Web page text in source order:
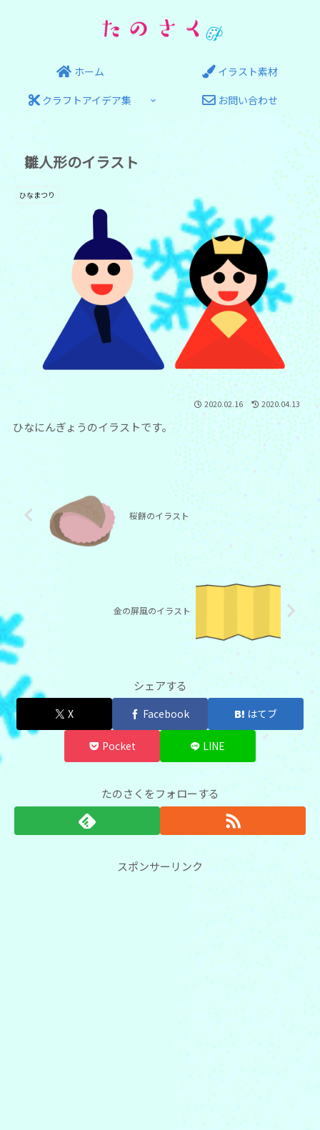
ホーム
イラスト素材
クラフトアイデア集
お問い合わせ
雛人形のイラスト
ひなまつり
2020.02.16 2020.04.13
ひなにんぎょうのイラストです。
桜餅のイラスト
金の屏風のイラスト
シェアする
X Facebook はてブ
Pocket LINE
たのさくをフォローする
スポンサーリンク